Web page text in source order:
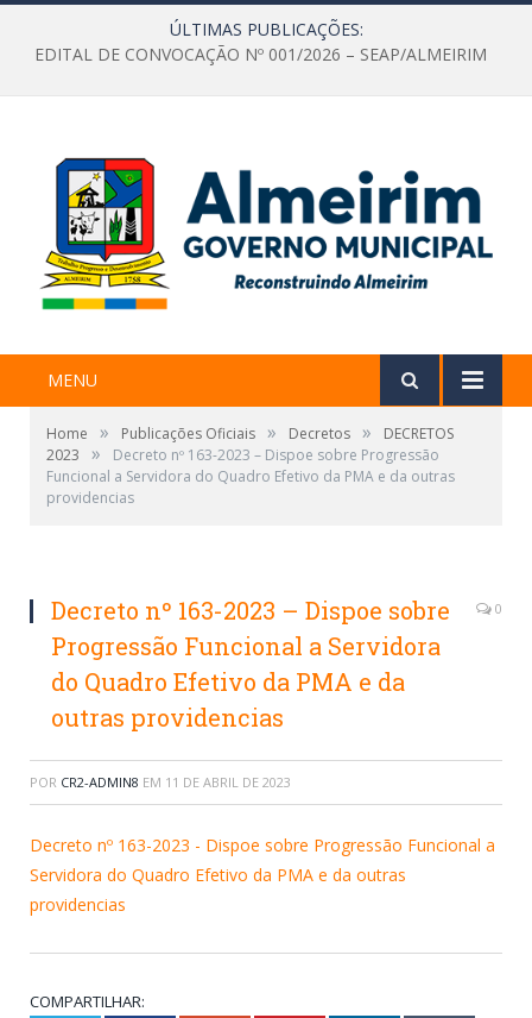
ÚLTIMAS PUBLICAÇÕES:
EDITAL DE CONVOCAÇÃO Nº 001/2026 – SEAP/ALMEIRIM
MENU
Home » Publicações Oficiais » Decretos »
DECRETOS
2023
»
Decreto nº 163-2023 – Dispoe sobre Progressão
Funcional a Servidora do Quadro Efetivo da PMA e da outras
providencias
Decreto nº 163-2023 – Dispoe sobre
Progressão Funcional a Servidora
do Quadro Efetivo da PMA e da
outras providencias
0
POR CR2-ADMIN8 EM 11 DE ABRIL DE 2023
Decreto nº 163-2023 - Dispoe sobre Progressão Funcional a
Servidora do Quadro Efetivo da PMA e da outras
providencias
COMPARTILHAR: